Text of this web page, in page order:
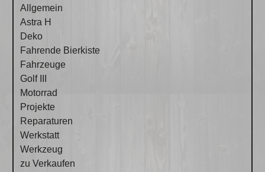
Allgemein
Astra H
Deko
Fahrende Bierkiste
Fahrzeuge
Golf III
Motorrad
Projekte
Reparaturen
Werkstatt
Werkzeug
zu Verkaufen